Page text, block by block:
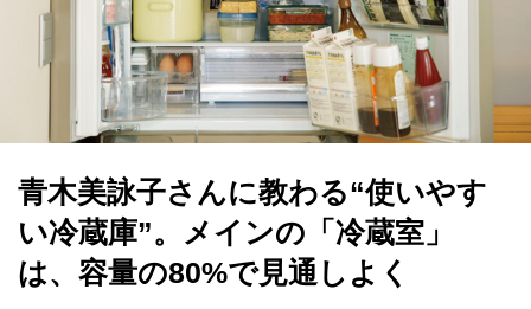
青木美詠子さんに教わる“使いやす
い冷蔵庫”。メインの「冷蔵室」
は、容量の80%で見通しよく